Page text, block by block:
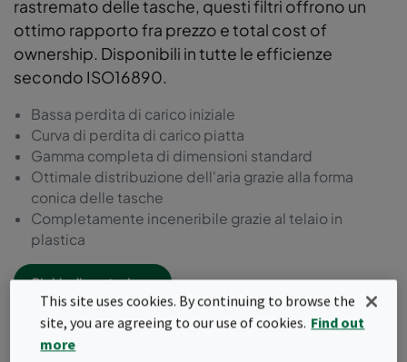
rastremato delle tasche, questi filtri offrono un
ottimo rapporto fra prezzo e total cost of
ownership. Disponibili in tutte le efficienze
secondo ISO16890.
Bassa perdita di carico iniziale
Curva di perdita di carico piatta
Gamma completa di dimensioni standard
Ottimale distribuzione dell'aria grazie alla forma
conica delle tasche
Completamente inceneribile grazie al telaio in
plastica
Richiedi quotazione
This site uses cookies. By continuing to browse the
site, you are agreeing to our use of cookies. Find out
more